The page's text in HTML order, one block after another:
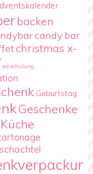
backen
candy bar
christmas x-
einschulung
Geburtstag
Geschenke